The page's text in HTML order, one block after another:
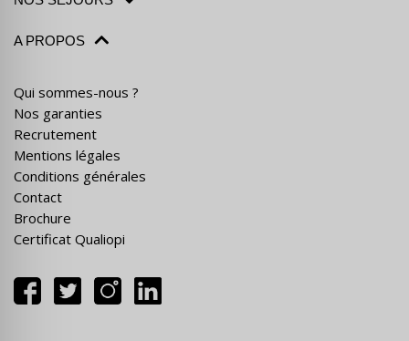
A PROPOS
Qui sommes-nous ?
Nos garanties
Recrutement
Mentions légales
Conditions générales
Contact
Brochure
Certificat Qualiopi